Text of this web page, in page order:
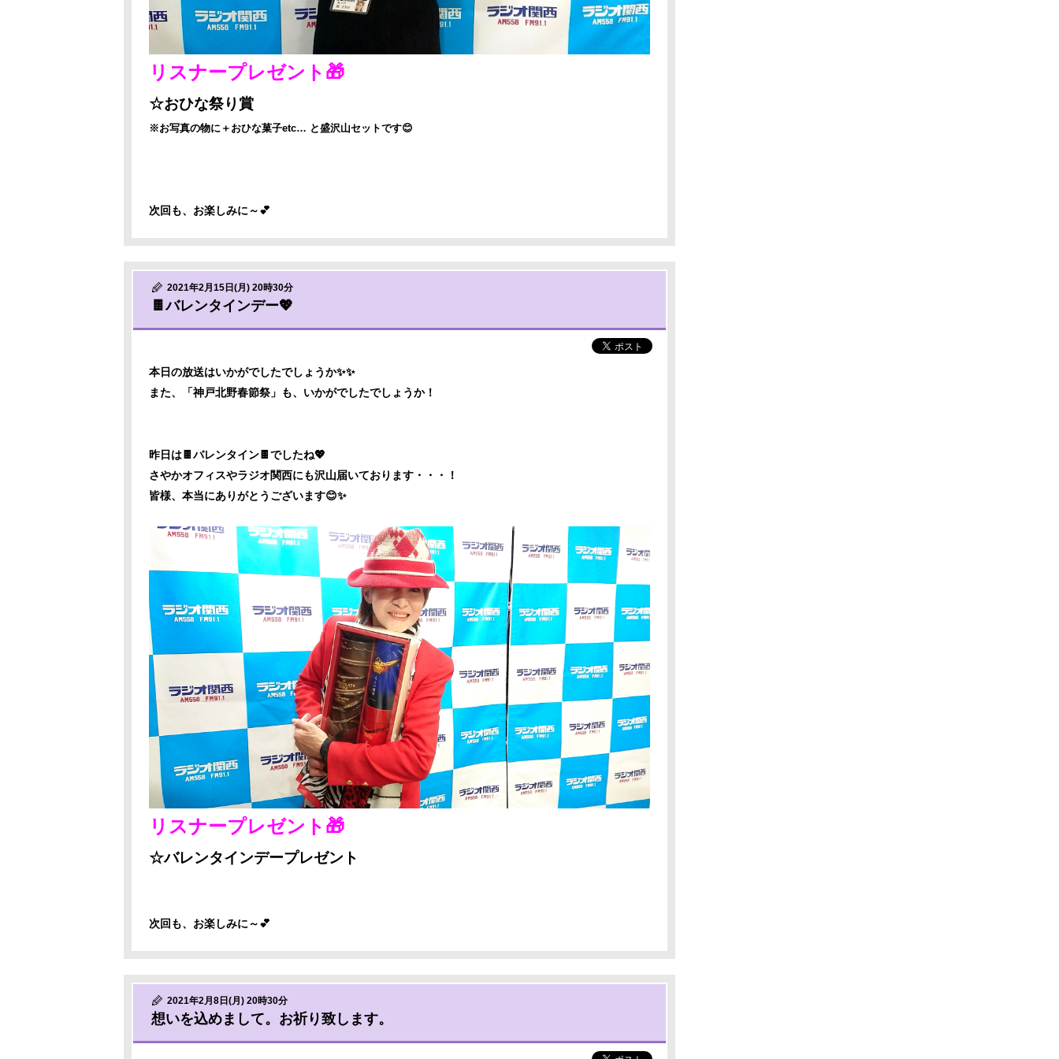
リスナープレゼント🎁
☆おひな祭り賞
※お写真の物に＋おひな菓子etc… と盛沢山セットです😊
次回も、お楽しみに～💕
2021年2月15日(月) 20時30分
🍫バレンタインデー💖
本日の放送はいかがでしたでしょうか✨✨
また、「神戸北野春節祭」も、いかがでしたでしょうか！
昨日は🍫バレンタイン🍫でしたね💖
さやかオフィスやラジオ関西にも沢山届いております・・・！
皆様、本当にありがとうございます😊✨
リスナープレゼント🎁
☆バレンタインデープレゼント
次回も、お楽しみに～💕
2021年2月8日(月) 20時30分
想いを込めまして。お祈り致します。